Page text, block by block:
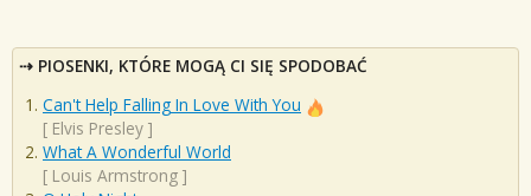
PIOSENKI, KTÓRE MOGĄ CI SIĘ SPODOBAĆ
Can't Help Falling In Love With You
[ Elvis Presley ]
What A Wonderful World
[ Louis Armstrong ]